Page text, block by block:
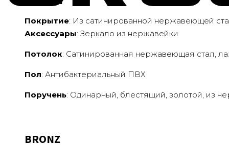
Покрытие: Из сатинированной нержавеющей
Аксессуары: Зеркало из нержавейки
Потолок: Сатинированная нержавеющая стал,
Пол: Антибактериальный ПВХ
Поручень: Одинарный, блестящий, золотой, из
BRONZ